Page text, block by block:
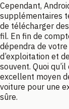
Cependant,
supplémentaires
de télécharger
fil. En fin de
dépendra de
d’exploitation et
souvent. Quoi
excellent moyen
voiture pour une
sûre.